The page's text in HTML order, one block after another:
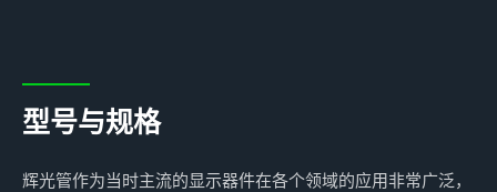
型号与规格
辉光管作为当时主流的显示器件在各个领域的应用非常广泛，